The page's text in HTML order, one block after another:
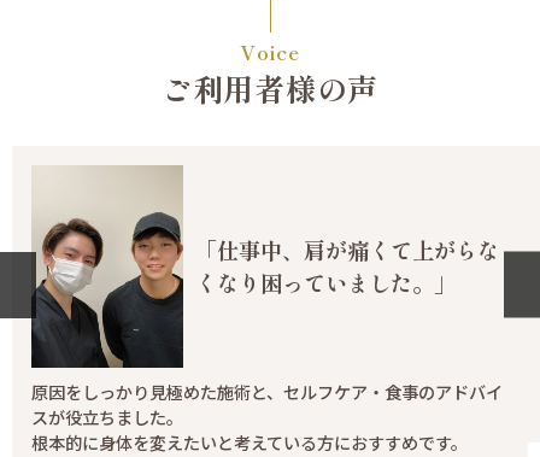
Voice
ご利用者様の声
「仕事中、肩が痛くて上がらな
くなり困っていました。」
原因をしっかり見極めた施術と、セルフケア・食事のアドバイ
スが役立ちました。
根本的に身体を変えたいと考えている方におすすめです。